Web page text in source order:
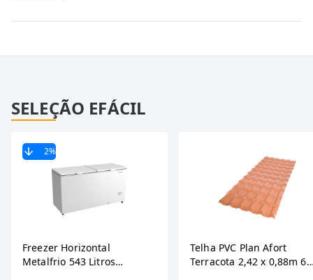
SELEÇÃO EFÁCIL
2%
Freezer Horizontal
Metalfrio 543 Litros
Telha PVC Plan Afort
Terracota 2,42 x 0,88m 6